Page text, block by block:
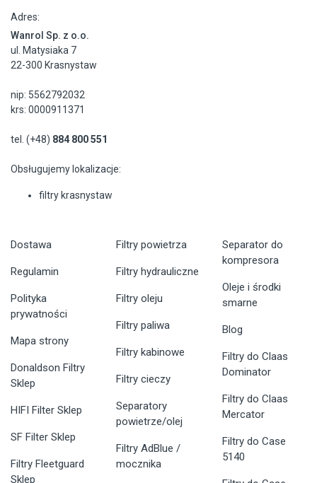
Adres:
Wanrol Sp. z o.o.
ul. Matysiaka 7
22-300 Krasnystaw
nip: 5562792032
krs: 0000911371
tel. (+48) 884 800 551
Obsługujemy lokalizacje:
filtry krasnystaw
Dostawa
Regulamin
Polityka
prywatności
Mapa strony
Donaldson Filtry
Sklep
HIFI Filter Sklep
SF Filter Sklep
Filtry Fleetguard
Sklep
Filtry powietrza
Filtry hydrauliczne
Filtry oleju
Filtry paliwa
Filtry kabinowe
Filtry cieczy
Separatory
powietrze/olej
Filtry AdBlue /
mocznika
Separator do
kompresora
Oleje i środki
smarne
Blog
Filtry do Claas
Dominator
Filtry do Claas
Mercator
Filtry do Case
5140